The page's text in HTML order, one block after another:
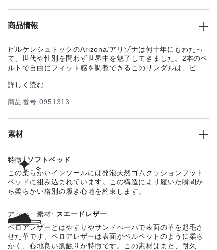
商品情報
ビルケンシュトックのArizona/アリゾナは何十年にもわたっ
て、世代や性別を問わず世界中を魅了してきました。2本のベ
ルトで自由にフィット感を調整できるこのサンダルは、ビル
りが良く高品質なスエードレザーを使用しています。フット
されており、足への負担を軽減してくれます。
詳しく読む
商品番号 0951313
素材
特徴: ソフトベッド
この柔らかいインソールには発泡天然ゴムクッションフット
ベッドに組み込まれています。この構造により履いた瞬間か
ら柔らかい格別の履き心地を約束します。
アッパー素材: スエードレザー
ベロアレザーとはやすりやサンドペーパで表面の革を起毛さ
せた革です。ベロアレザーは表面がベルベットのように柔ら
かく、心地良い肌触りが特徴です。この素材はまた、耐久